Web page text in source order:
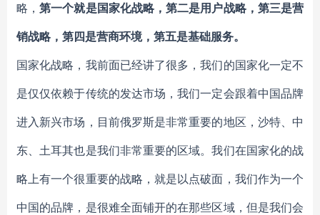
略，第一个就是国家化战略，第二是用户战略，第三是营
销战略，第四是营商环境，第五是基础服务。
国家化战略，我前面已经讲了很多，我们的国家化一定不
是仅仅依赖于传统的发达市场，我们一定会跟着中国品牌
进入新兴市场，目前俄罗斯是非常重要的地区，沙特、中
东、土耳其也是我们非常重要的区域。我们在国家化的战
略上有一个很重要的战略，就是以点破面，我们作为一个
中国的品牌，是很难全面铺开的在那些区域，但是我们会